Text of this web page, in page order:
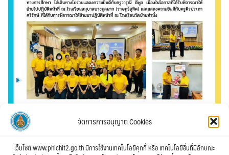
จัดการการอนุญาต Cookies
เว็บไซต์ www.phichit2.go.th มีการใช้งานเทคโนโลยีคุกกี้ หรือ เทคโนโลยีอื่นที่มีลักษณะ